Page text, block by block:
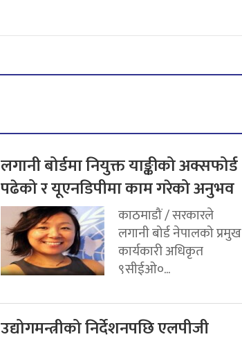
लगानी बोर्डमा नियुक्त याङ्कीको अक्सफोर्ड
पढेको र यूएनडिपीमा काम गरेको अनुभव
काठमाडौं / सरकारले
लगानी बोर्ड नेपालको प्रमुख
कार्यकारी अधिकृत
९सीईओ०...
उद्योगमन्त्रीको निर्देशनपछि एलपीजी